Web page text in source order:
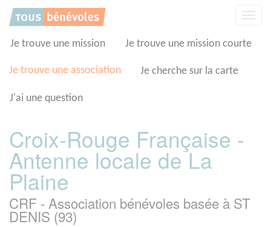
Je trouve une mission Je trouve une mission courte
Je trouve une association Je cherche sur la carte
J'ai une question
Croix-Rouge Française -
Antenne locale de La
Plaine
CRF - Association bénévoles basée à ST
DENIS (93)
Panneau de gestion des cookies